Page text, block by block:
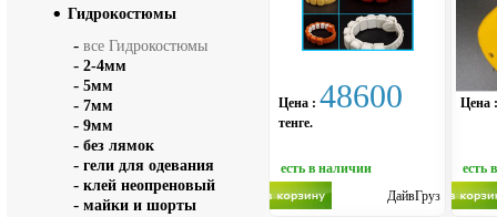
Цена : 48600
тенге.
есть в наличии
ДайвГруз
Цена
есть
Гидрокостюмы
- все Гидрокостюмы
- 2-4мм
- 5мм
- 7мм
- 9мм
- без лямок
- гели для одевания
- клей неопреновый
- майки и шорты